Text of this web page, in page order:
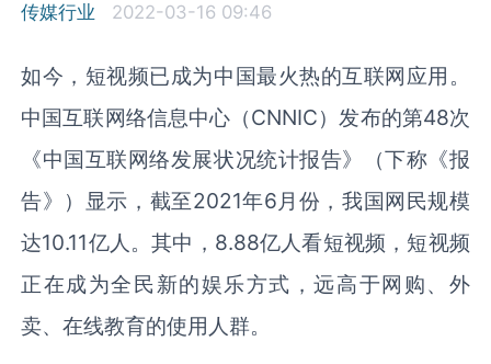
传媒行业 2022-03-16 09:46
如今，短视频已成为中国最火热的互联网应用。
中国互联网络信息中心（CNNIC）发布的第48次
《中国互联网络发展状况统计报告》（下称《报
告》）显示，截至2021年6月份，我国网民规模
达10.11亿人。其中， 8.88亿人看短视频，短视频
正在成为全民新的娱乐方式，远高于网购、外
卖、在线教育的使用人群。